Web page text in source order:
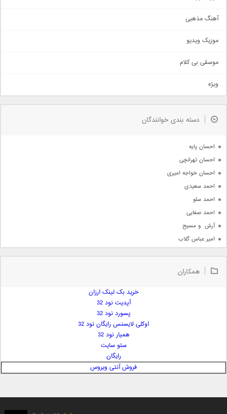
حماسی
سنتی
اهنگ بندرعباسی
دمو
مذهبی
جدیدترین ها
آهنگ مذهبی
موزیک ویدیو
موسقی بی کلام
ویژه
دسته بندی خوانندگان
احسان پایه
احسان تهرانچی
احسان خواجه امیری
احمد سعیدی
احمد سلو
احمد صفایی
آرش  و مسیح
امیر عباس گلاب
امیر علی
ایمان غلامی
بابک جهانبخش
همکاران
خرید بک لینک ارزان
آپدیت نود 32
پسورد نود 32
اوکلی لایسنس رایگان نود 32
همیار نود 32
سئو سایت
رایگان
فروش آنتی ویروس